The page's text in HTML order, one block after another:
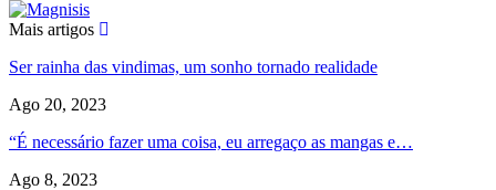
Mais artigos
Ser rainha das vindimas, um sonho tornado realidade
Ago 20, 2023
“É necessário fazer uma coisa, eu arregaço as mangas e…
Ago 8, 2023